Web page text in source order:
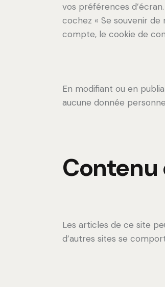
vos préférences
cochez « Se souvenir
compte, le cookie de
En modifiant ou en
aucune donnée
Contenu
Les articles de ce site
d’autres sites se